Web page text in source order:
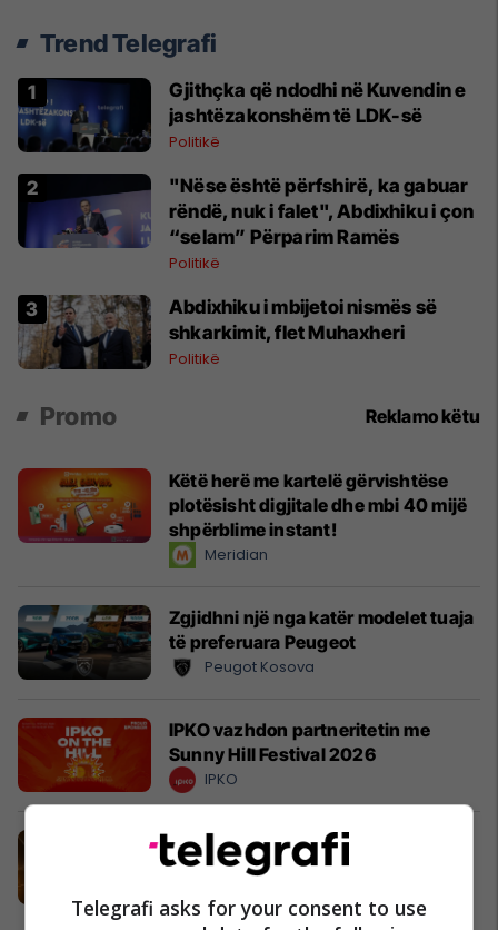
Trend Telegrafi
Gjithçka që ndodhi në Kuvendin e
jashtëzakonshëm të LDK-së
Politikë
"Nëse është përfshirë, ka gabuar
rëndë, nuk i falet", Abdixhiku i çon
“selam” Përparim Ramës
Politikë
Abdixhiku i mbijetoi nismës së
shkarkimit, flet Muhaxheri
Politikë
Promo Reklamo këtu
Këtë herë me kartelë gërvishtëse
plotësisht digjitale dhe mbi 40 mijë
shpërblime instant!
Meridian
Zgjidhni një nga katër modelet tuaja
të preferuara Peugeot
Peugot Kosova
IPKO vazhdon partneritetin me
Sunny Hill Festival 2026
IPKO
EXPO DIASPORA 2026 mbahet më
3, 4 dhe 5 gusht në Prishtinë
Telegrafi asks for your consent to use